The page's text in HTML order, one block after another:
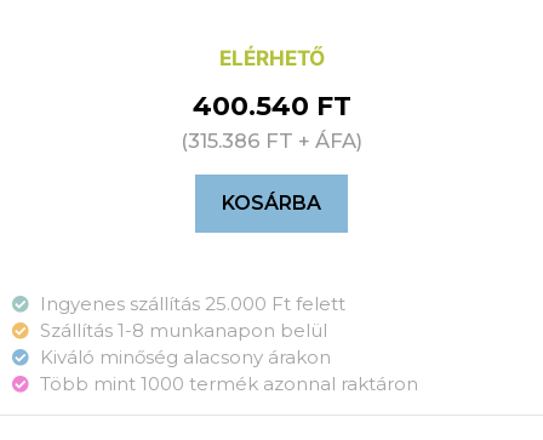
ELÉRHETŐ
400.540 FT
(315.386 FT + ÁFA)
KOSÁRBA
Ingyenes szállítás 25.000 Ft felett
Szállítás 1-8 munkanapon belül
Kiváló minőség alacsony árakon
Több mint 1000 termék azonnal raktáron